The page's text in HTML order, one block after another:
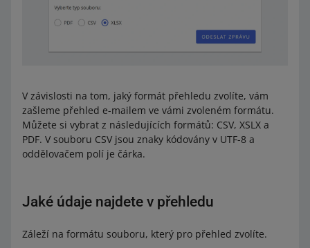
V závislosti na tom, jaký formát přehledu zvolíte, vám
zašleme přehled e-mailem ve vámi zvoleném formátu.
Můžete si vybrat z následujících formátů: CSV, XSLX a
PDF. V souboru CSV jsou znaky kódovány v UTF-8 a
oddělovačem polí je čárka.
Jaké údaje najdete v přehledu
Záleží na formátu souboru, který pro přehled zvolíte.